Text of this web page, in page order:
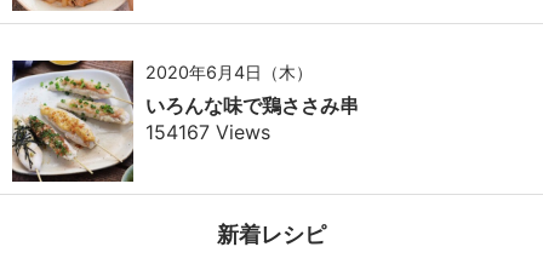
2020年6月4日（木）
いろんな味で鶏ささみ串
154167 Views
新着レシピ